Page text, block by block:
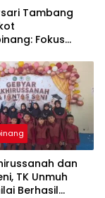
Tambang
Fokus
dan
TK Unmuh
Berhasil